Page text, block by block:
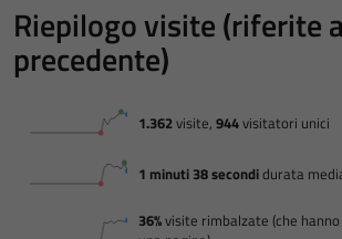
Riepilogo visite (riferite
precedente)